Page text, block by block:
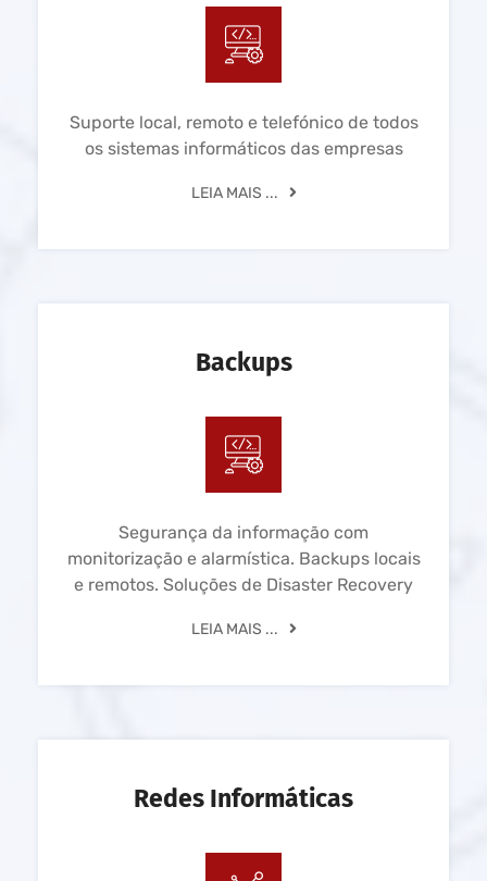
Suporte local, remoto e telefónico de todos
os sistemas informáticos das empresas
LEIA MAIS ...
Backups
Segurança da informação com
monitorização e alarmística. Backups locais
e remotos. Soluções de Disaster Recovery
LEIA MAIS ...
Redes Informáticas